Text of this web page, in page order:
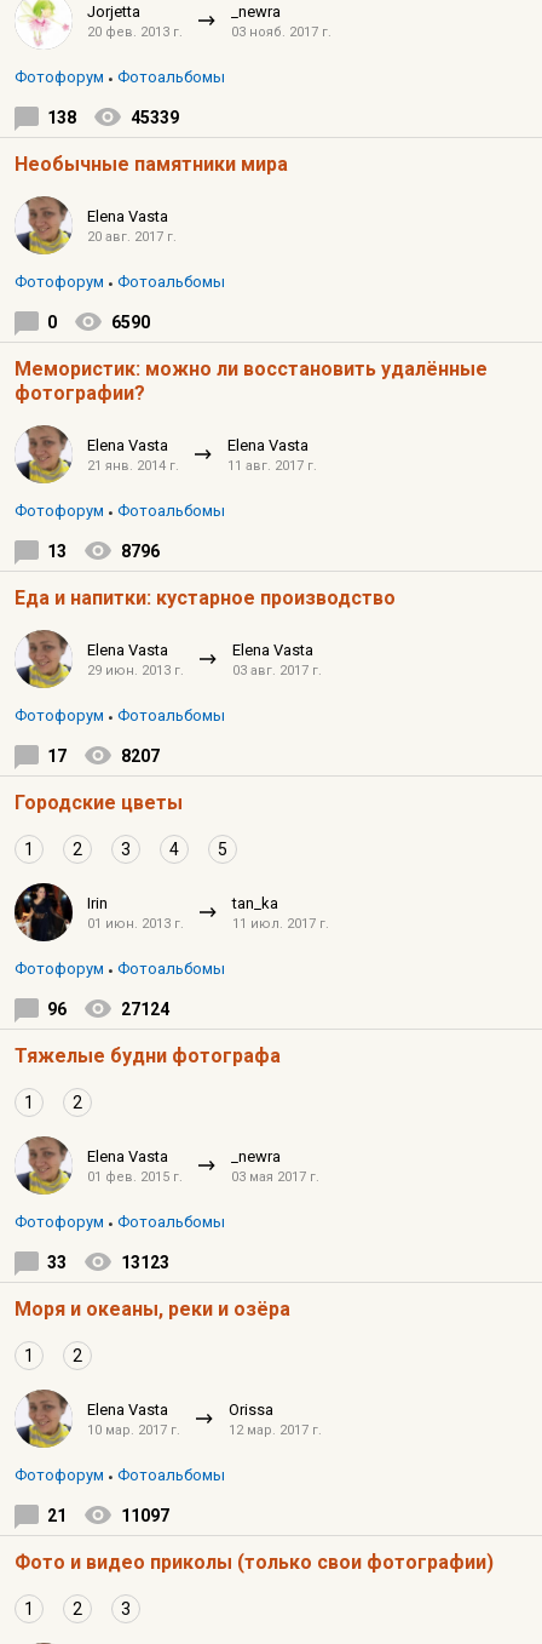
Jorjetta
20 фев. 2013 г.
_newra
03 нояб. 2017 г.
Фотофорум Фотоальбомы
138 45339
Необычные памятники мира
Elena Vasta
20 авг. 2017 г.
Фотофорум Фотоальбомы
0 6590
Мемористик: можно ли восстановить удалённые
фотографии?
Elena Vasta
21 янв. 2014 г.
Elena Vasta
11 авг. 2017 г.
Фотофорум Фотоальбомы
13 8796
Еда и напитки: кустарное производство
Elena Vasta
29 июн. 2013 г.
Elena Vasta
03 авг. 2017 г.
Фотофорум Фотоальбомы
17 8207
Городские цветы
1 2 3 4 5
Irin
01 июн. 2013 г.
tan_ka
11 июл. 2017 г.
Фотофорум Фотоальбомы
96 27124
Тяжелые будни фотографа
1 2
Elena Vasta
01 фев. 2015 г.
_newra
03 мая 2017 г.
Фотофорум Фотоальбомы
33 13123
Моря и океаны, реки и озёра
1 2
Elena Vasta
10 мар. 2017 г.
Orissa
12 мар. 2017 г.
Фотофорум Фотоальбомы
21 11097
Фото и видео приколы (только свои фотографии)
1 2 3